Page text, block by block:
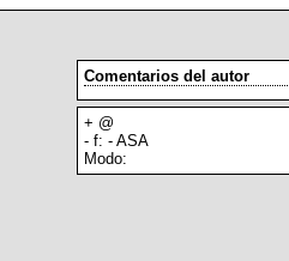
Comentarios del autor
+ @
- f: - ASA
Modo: